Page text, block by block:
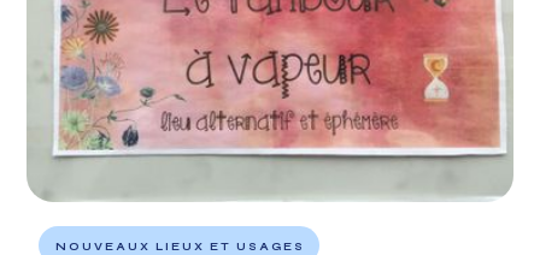
NOUVEAUX LIEUX ET USAGES